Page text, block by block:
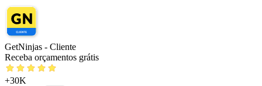
GetNinjas - Cliente
Receba orçamentos grátis
+30K